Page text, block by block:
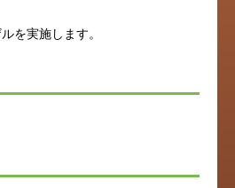
を実施します。